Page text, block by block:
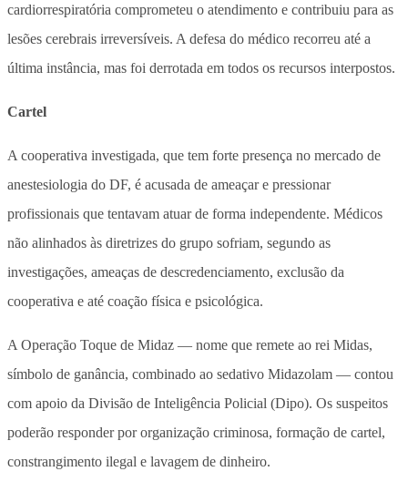
cardiorrespiratória comprometeu o atendimento e contribuiu para as
lesões cerebrais irreversíveis. A defesa do médico recorreu até a
última instância, mas foi derrotada em todos os recursos interpostos.
Cartel
A cooperativa investigada, que tem forte presença no mercado de
anestesiologia do DF, é acusada de ameaçar e pressionar
profissionais que tentavam atuar de forma independente. Médicos
não alinhados às diretrizes do grupo sofriam, segundo as
investigações, ameaças de descredenciamento, exclusão da
cooperativa e até coação física e psicológica.
A Operação Toque de Midaz — nome que remete ao rei Midas,
símbolo de ganância, combinado ao sedativo Midazolam — contou
com apoio da Divisão de Inteligência Policial (Dipo). Os suspeitos
poderão responder por organização criminosa, formação de cartel,
constrangimento ilegal e lavagem de dinheiro.